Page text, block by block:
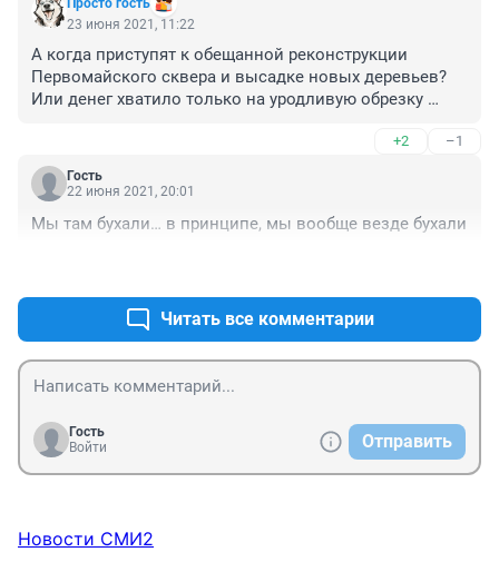
Просто гость
23 июня 2021, 11:22
А когда приступят к обещанной реконструкции
Первомайского сквера и высадке новых деревьев?
Или денег хватило только на уродливую обрезку
+2 –1
Гость
22 июня 2021, 20:01
Мы там бухали… в принципе, мы вообще везде бухали
Читать все комментарии
Гость
Войти
Отправить
Новости СМИ2